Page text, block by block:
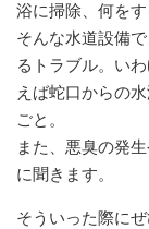
浴に掃除、何をす
そんな水道設備
るトラブル。い
えば蛇口からの
ごと。
また、悪臭の発
に聞きます。
そういった際に